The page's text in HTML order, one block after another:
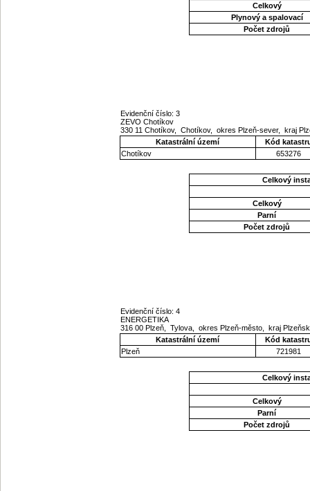
Celkový
Plynový a spalovací
Počet zdrojů
Evidenční číslo: 3
ZEVO Chotíkov
330 11 Chotíkov, Chotíkov, okres Plzeň-sever, kraj
Katastrální území
Kód
Chotíkov
653276
Celkový
Celkový
Parní
Počet zdrojů
Evidenční číslo: 4
ENERGETIKA
316 00 Plzeň, Tylova, okres Plzeň-město, kraj
Katastrální území
Kód
Plzeň
721981
Celkový
Celkový
Parní
Počet zdrojů